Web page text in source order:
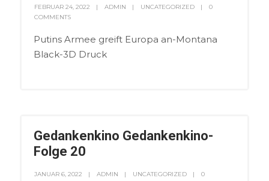
FEBRUAR 24, 2022 ADMIN UNCATEGORIZED
0
COMMENTS
Putins Armee greift Europa an-Montana
Black-3D Druck
Gedankenkino Gedankenkino-
Folge 20
JANUAR 6, 2022 ADMIN UNCATEGORIZED
0